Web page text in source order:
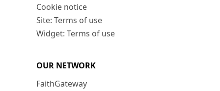
Cookie notice
Site: Terms of use
Widget: Terms of use
OUR NETWORK
FaithGateway